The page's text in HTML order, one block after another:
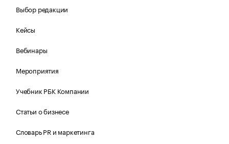
Выбор редакции
Кейсы
Вебинары
Мероприятия
Учебник РБК Компании
Статьи о бизнесе
Словарь PR и маркетинга